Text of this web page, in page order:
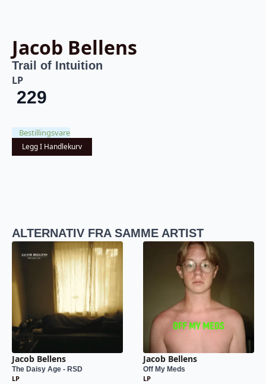
Jacob Bellens
Trail of Intuition
LP
229
Bestillingsvare
Legg I Handlekurv
ALTERNATIV FRA SAMME ARTIST
Jacob Bellens
The Daisy Age - RSD
LP
Jacob Bellens
Off My Meds
LP